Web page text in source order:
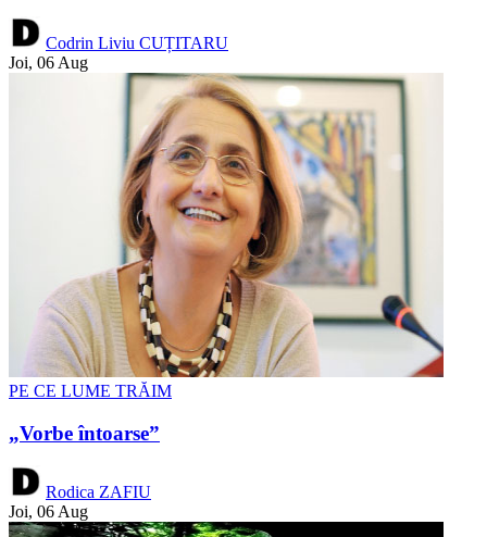
Codrin Liviu CUȚITARU
Joi, 06 Aug
PE CE LUME TRĂIM
„Vorbe întoarse”
Rodica ZAFIU
Joi, 06 Aug